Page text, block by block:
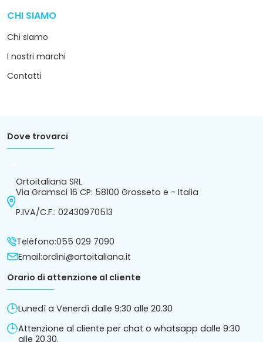
CHI SIAMO
Chi siamo
I nostri marchi
Contatti
Dove trovarci
Ortoitaliana SRL
Via Gramsci 16 CP: 58100 Grosseto e - Italia
P.IVA/C.F.: 02430970513
Teléfono:055 029 7090
Email:ordini@ortoitaliana.it
Orario di attenzione al cliente
Lunedì a Venerdì dalle 9:30 alle 20.30
Attenzione al cliente per chat o whatsapp dalle 9:30
alle 20.30.